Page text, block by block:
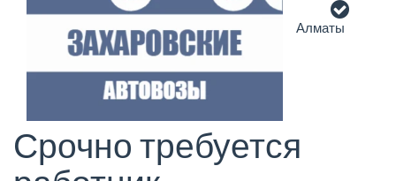
Алматы
Срочно требуется